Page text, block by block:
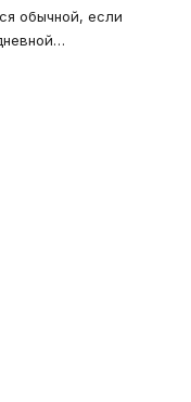
обычной, если
…